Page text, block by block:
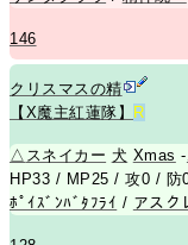
146
クリスマスの精
【X魔主紅蓮隊】 R
△ スネイカー 犬 Xmas -
HP33 / MP25 / 攻0 /
ﾎﾟｲｽﾞﾝﾊﾞﾀﾌﾗｲ / アスク